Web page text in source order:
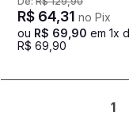
R$ 64,31 no Pix
ou R$ 69,90 em 1x
R$ 69,90
1